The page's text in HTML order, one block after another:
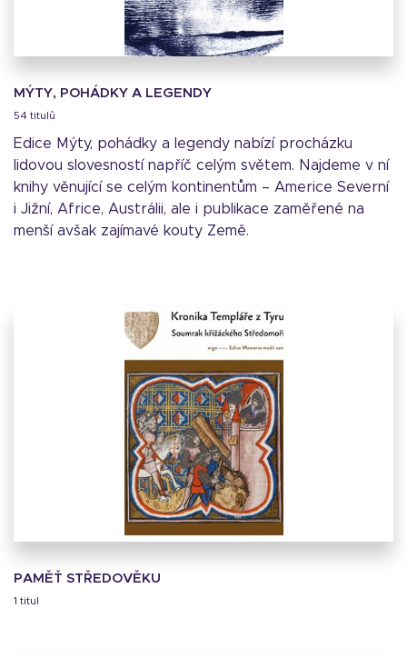
MÝTY, POHÁDKY A LEGENDY
54 titulů
Edice Mýty, pohádky a legendy nabízí procházku
lidovou slovesností napříč celým světem. Najdeme v ní
knihy věnující se celým kontinentům – Americe Severní
i Jižní, Africe, Austrálii, ale i publikace zaměřené na
menší avšak zajímavé kouty Země.
PAMĚŤ STŘEDOVĚKU
1 titul